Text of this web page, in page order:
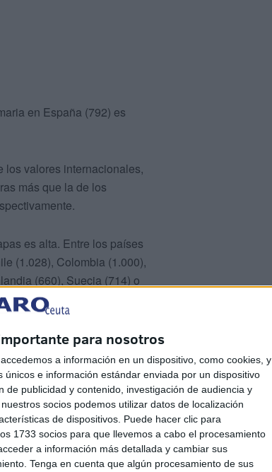
para nosotros
a información en un dispositivo, como cookies, y
e información estándar enviada por un dispositivo
publicidad y contenido, investigación de audiencia y
socios podemos utilizar datos de localización
de dispositivos. Puede hacer clic para
1733 socios para que llevemos a cabo el procesamiento
a información más detallada y cambiar sus
Tenga en cuenta que algún procesamiento de sus
en España (792) es
los valores internacionales,
más que la de los
es alta. Entre los países
(1.028), Colombia (1.000),
(660), Suecia (714) o
más reducido (800),
alcanzan o superan las
(1.023) y Países Bajos